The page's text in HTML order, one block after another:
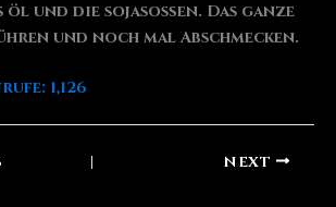
öl und die sojasoßen. Das ganze
und noch mal Abschmecken.
1,126
NEXT